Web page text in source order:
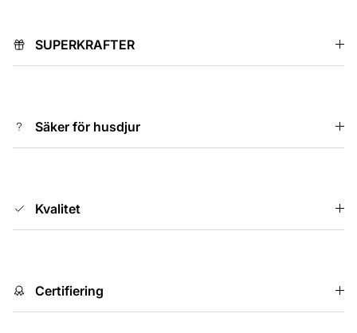
SUPERKRAFTER
Säker för husdjur
Kvalitet
Certifiering